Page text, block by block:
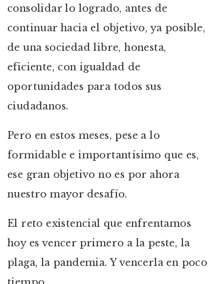
consolidar lo logrado, antes de
continuar hacia el objetivo, ya posible,
de una sociedad libre, honesta,
eficiente, con igualdad de
oportunidades para todos sus
ciudadanos.
Pero en estos meses, pese a lo
formidable e importantísimo que es,
ese gran objetivo no es por ahora
nuestro mayor desafío.
El reto existencial que enfrentamos
hoy es vencer primero a la peste, la
plaga, la pandemia. Y vencerla en poco